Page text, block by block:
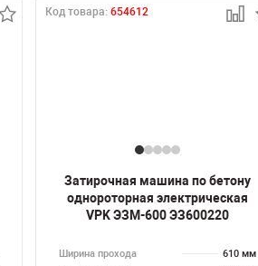
Код товара: 654612
Затирочная машина по бетону
однороторная электрическая
VPK ЭЗМ-600 ЭЗ600220
Ширина прохода
610 мм